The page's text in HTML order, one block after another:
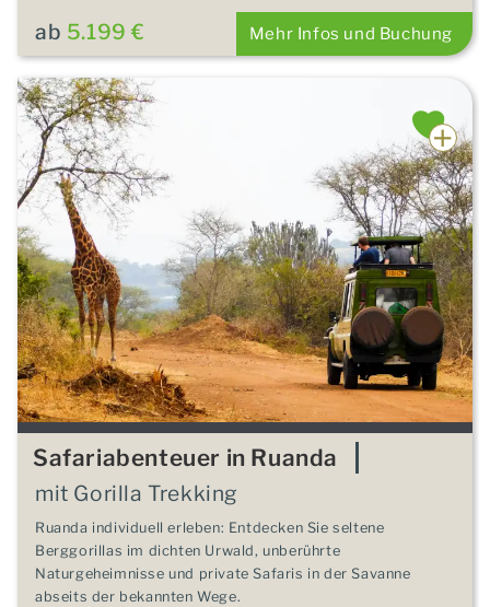
ab 5.199 € Mehr Infos und Buchung
Safariabenteuer in Ruanda
mit Gorilla Trekking
Ruanda individuell erleben: Entdecken Sie seltene
Berggorillas im dichten Urwald, unberührte
Naturgeheimnisse und private Safaris in der Savanne
abseits der bekannten Wege.